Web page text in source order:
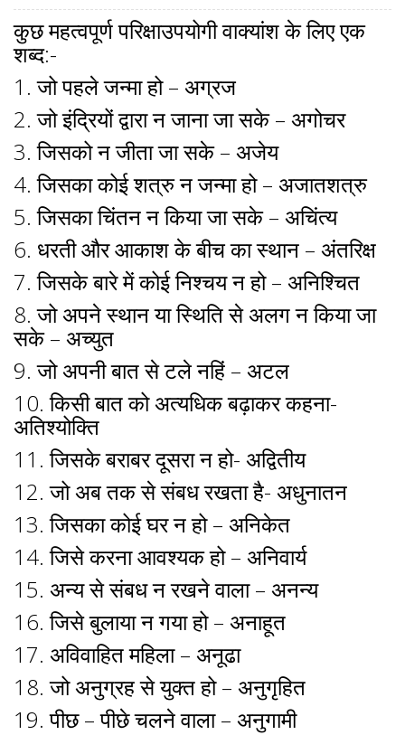
कुछ महत्वपूर्ण परिक्षाउपयोगी वाक्यांश के लिए एक
शब्द:-
1. जो पहले जन्मा हो – अग्रज
2. जो इंद्रियों द्वारा न जाना जा सके – अगोचर
3. जिसको न जीता जा सके – अजेय
4. जिसका कोई शत्रु न जन्मा हो – अजातशत्रु
5. जिसका चिंतन न किया जा सके – अचिंत्य
6. धरती और आकाश के बीच का स्थान – अंतरिक्ष
7. जिसके बारे में कोई निश्चय न हो – अनिश्चित
8. जो अपने स्थान या स्थिति से अलग न किया जा
सके – अच्युत
9. जो अपनी बात से टले नहिं – अटल
10. किसी बात को अत्यधिक बढ़ाकर कहना-
अतिश्योक्ति
11. जिसके बराबर दूसरा न हो- अद्वितीय
12. जो अब तक से संबध रखता है- अधुनातन
13. जिसका कोई घर न हो – अनिकेत
14. जिसे करना आवश्यक हो – अनिवार्य
15. अन्य से संबध न रखने वाला – अनन्य
16. जिसे बुलाया न गया हो – अनाहूत
17. अविवाहित महिला – अनूढा
18. जो अनुग्रह से युक्त हो – अनुगृहित
19. पीछ – पीछे चलने वाला – अनुगामी